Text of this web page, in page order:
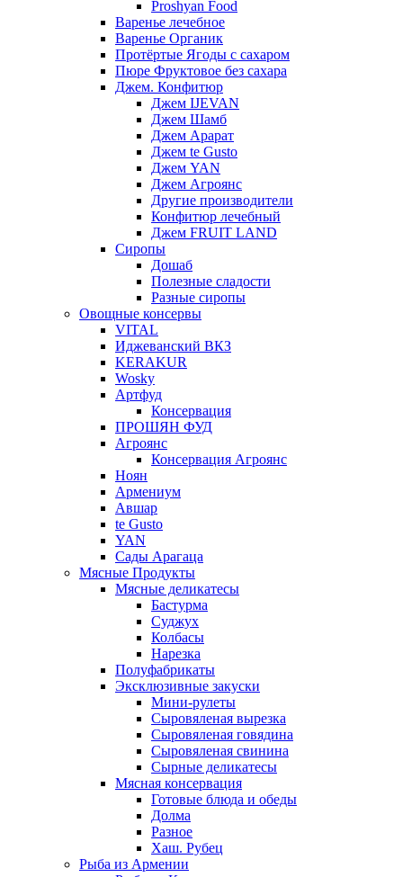
Proshyan Food
Варенье лечебное
Варенье Органик
Протёртые Ягоды с сахаром
Пюре Фруктовое без сахара
Джем. Конфитюр
Джем IJEVAN
Джем Шамб
Джем Арарат
Джем te Gusto
Джем YAN
Джем Агроянс
Другие производители
Конфитюр лечебный
Джем FRUIT LAND
Сиропы
Дошаб
Полезные сладости
Разные сиропы
Овощные консервы
VITAL
Иджеванский ВКЗ
KERAKUR
Wosky
Артфуд
Консервация
ПРОШЯН ФУД
Агроянс
Консервация Агроянс
Ноян
Армениум
Авшар
te Gusto
YAN
Сады Арагаца
Мясные Продукты
Мясные деликатесы
Бастурма
Суджух
Колбасы
Нарезка
Полуфабрикаты
Эксклюзивные закуски
Мини-рулеты
Сыровяленая вырезка
Сыровяленая говядина
Сыровяленая свинина
Сырные деликатесы
Мясная консервация
Готовые блюда и обеды
Долма
Разное
Хаш. Рубец
Рыба из Армении